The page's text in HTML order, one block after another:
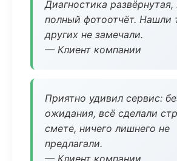
Диагностика
полный фотоотчёт. Нашли
других не замечали.
— Клиент компании
Приятно удивил сервис:
ожидания, всё сделали
смете, ничего лишнего не
предлагали.
— Клиент компании